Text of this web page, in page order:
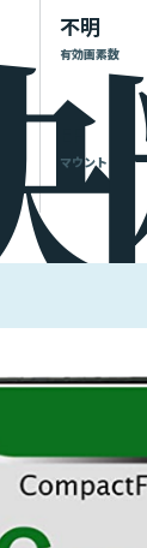
不明
有効画素数
マウント